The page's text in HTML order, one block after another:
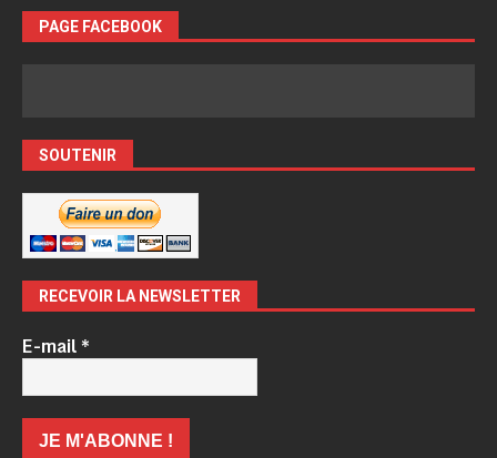
PAGE FACEBOOK
SOUTENIR
RECEVOIR LA NEWSLETTER
E-mail*